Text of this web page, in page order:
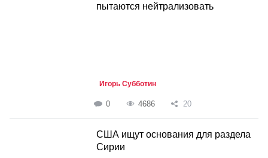
пытаются нейтрализовать
Игорь Субботин
0 4686 20
США ищут основания для раздела
Сирии